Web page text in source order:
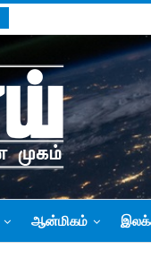
ஆன்மிகம்